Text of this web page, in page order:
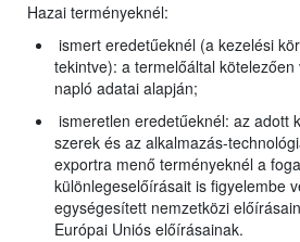
Hazai terményeknél:
ismert eredetűeknél (a kezelési
tekintve): a termelőáltal
napló adatai alapján;
ismeretlen eredetűeknél: az adott
szerek és az alkalmazás-
exportra menő terményeknél a
különlegeselőírásait is figyelembe
egységesített nemzetközi
Európai Uniós előírásainak.